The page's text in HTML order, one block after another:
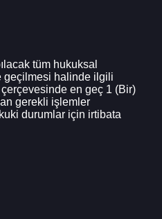
tüm hukuksal
geçilmesi halinde ilgili
en geç 1 (Bir)
gerekli işlemler
durumlar için irtibata